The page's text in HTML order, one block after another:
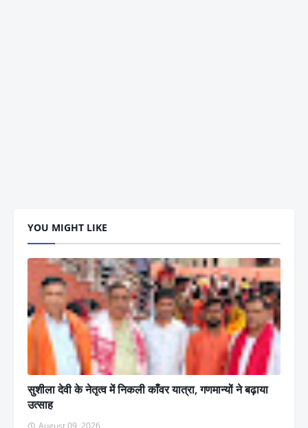
YOU MIGHT LIKE
सुशीला देवी के नेतृत्व में निकली काँवर यात्रा, गणमान्यों ने बढ़ाया
उत्साह
August 09, 2026